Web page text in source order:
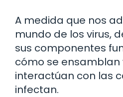
A medida que nos
mundo de los virus,
sus componentes
cómo se ensamblan
interactúan con las
infectan.